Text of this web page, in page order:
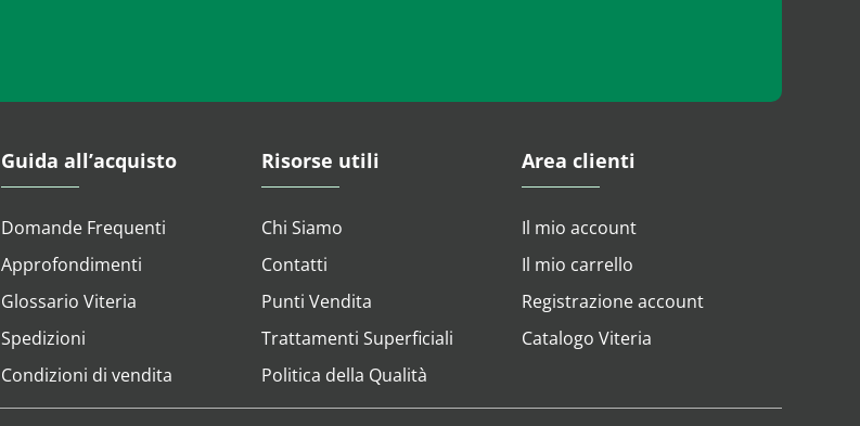
Guida all’acquisto
Domande Frequenti
Approfondimenti
Glossario Viteria
Spedizioni
Condizioni di vendita
Risorse utili
Chi Siamo
Contatti
Punti Vendita
Trattamenti Superficiali
Politica della Qualità
Area clienti
Il mio account
Il mio carrello
Registrazione account
Catalogo Viteria